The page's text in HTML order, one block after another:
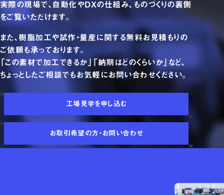
実際の現場で、自動化やDXの仕組み、ものづくりの裏側
をご覧いただけます。
また、樹脂加工や試作・量産に関する無料お見積もりの
ご依頼も承っております。
「この素材で加工できるか」「納期はどのくらいか」など、
ちょっとしたご相談でもお気軽にお問い合わせください。
工場見学を申し込む
お取引希望の方・お問い合わせ